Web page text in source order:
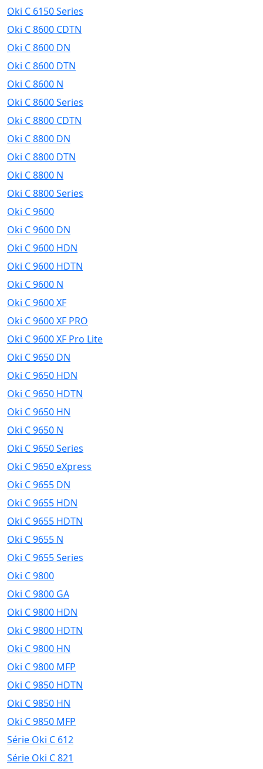
Oki C 6150 Series
Oki C 8600 CDTN
Oki C 8600 DN
Oki C 8600 DTN
Oki C 8600 N
Oki C 8600 Series
Oki C 8800 CDTN
Oki C 8800 DN
Oki C 8800 DTN
Oki C 8800 N
Oki C 8800 Series
Oki C 9600
Oki C 9600 DN
Oki C 9600 HDN
Oki C 9600 HDTN
Oki C 9600 N
Oki C 9600 XF
Oki C 9600 XF PRO
Oki C 9600 XF Pro Lite
Oki C 9650 DN
Oki C 9650 HDN
Oki C 9650 HDTN
Oki C 9650 HN
Oki C 9650 N
Oki C 9650 Series
Oki C 9650 eXpress
Oki C 9655 DN
Oki C 9655 HDN
Oki C 9655 HDTN
Oki C 9655 N
Oki C 9655 Series
Oki C 9800
Oki C 9800 GA
Oki C 9800 HDN
Oki C 9800 HDTN
Oki C 9800 HN
Oki C 9800 MFP
Oki C 9850 HDTN
Oki C 9850 HN
Oki C 9850 MFP
Série Oki C 612
Série Oki C 821